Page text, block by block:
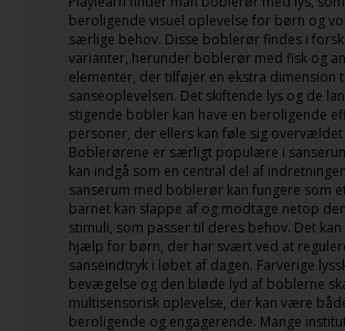
beroligende visuel oplevelse for børn og
særlige behov. Disse boblerør findes i
varianter, herunder boblerør med fisk og
elementer, der tilføjer en ekstra dimension
sanseoplevelsen. Det skiftende lys og de
stigende bobler kan have en beroligende
personer, der ellers kan føle sig overvældet
Boblerørene er særligt populære i
kan indgå som en central del af
sanserum med boblerør kan fungere som
barnet kan slappe af og modtage netop
stimuli, som passer til deres behov. Det
hjælp for børn, der har svært ved at
sanseindtryk i løbet af dagen. Farverige
bevægelse og den bløde lyd af boblerne
multisensorisk oplevelse, der kan være
beroligende og engagerende. Mange